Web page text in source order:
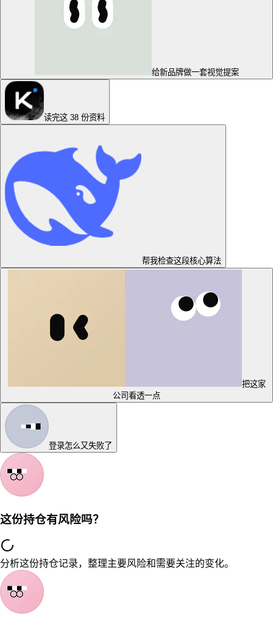
给新品牌做一套视觉提案
读完这 38 份资料
帮我检查这段核心算法
把这家
公司看透一点
登录怎么又失败了
这份持仓有风险吗？
分析这份持仓记录，整理主要风险和需要关注的变化。